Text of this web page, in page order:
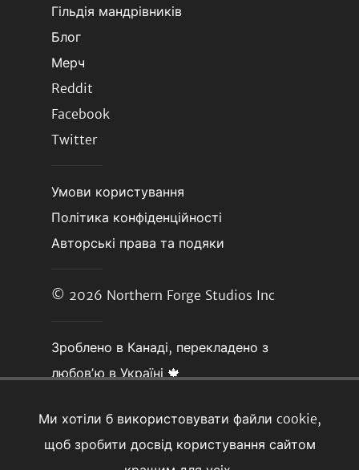
Ми хотіли б використовувати файли cookie,
щоб зробити досвід користування сайтом
Гільдія мандрівників
Блог
Мерч
Reddit
Facebook
Twitter
Умови користування
Політика конфіденційності
Авторські права та подяки
© 2026 Northern Forge Studios Inc
Зроблено в Канаді, перекладено з
любовʼю в Україні 🍁